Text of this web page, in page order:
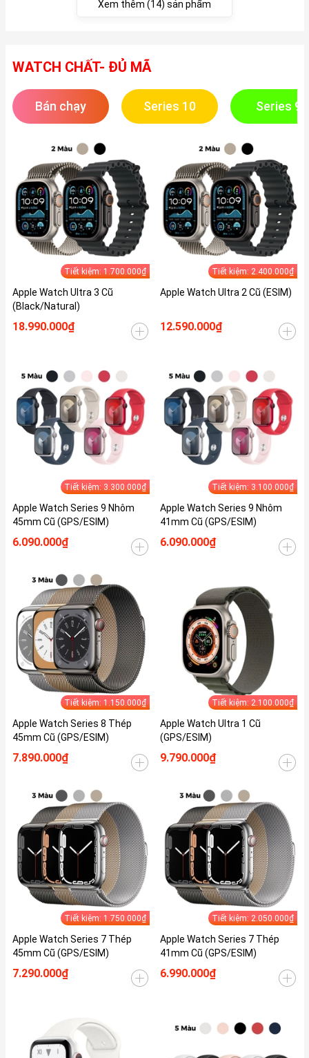
Xem thêm (14) sản phẩm
WATCH CHẤT- ĐỦ MÃ
Bán chạy Series 10 Series 9
Tiết kiệm: 1.700.000₫
Apple Watch Ultra 3 Cũ
(Black/Natural)
18.990.000₫
Tiết kiệm: 2.400.000₫
Apple Watch Ultra 2 Cũ (ESIM)
12.590.000₫
Tiết kiệm: 3.300.000₫
Apple Watch Series 9 Nhôm
45mm Cũ (GPS/ESIM)
6.090.000₫
Tiết kiệm: 3.100.000₫
Apple Watch Series 9 Nhôm
41mm Cũ (GPS/ESIM)
6.090.000₫
Tiết kiệm: 1.150.000₫
Apple Watch Series 8 Thép
45mm Cũ (GPS/ESIM)
7.890.000₫
Tiết kiệm: 2.100.000₫
Apple Watch Ultra 1 Cũ
(GPS/ESIM)
9.790.000₫
Tiết kiệm: 1.750.000₫
Apple Watch Series 7 Thép
45mm Cũ (GPS/ESIM)
7.290.000₫
Tiết kiệm: 2.050.000₫
Apple Watch Series 7 Thép
41mm Cũ (GPS/ESIM)
6.990.000₫